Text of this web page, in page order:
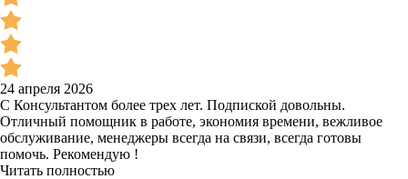
24 апреля 2026
С Консультантом более трех лет. Подпиской довольны.
Отличный помощник в работе, экономия времени, вежливое
обслуживание, менеджеры всегда на связи, всегда готовы
помочь. Рекомендую !
Читать полностью